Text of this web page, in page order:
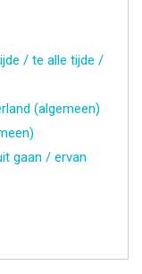
/ te alle tijde /
(algemeen)
gaan / ervan